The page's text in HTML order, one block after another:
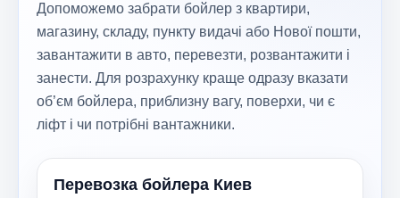
Допоможемо забрати бойлер з квартири,
магазину, складу, пункту видачі або Нової пошти,
завантажити в авто, перевезти, розвантажити і
занести. Для розрахунку краще одразу вказати
об’єм бойлера, приблизну вагу, поверхи, чи є
ліфт і чи потрібні вантажники.
Перевозка бойлера Киев